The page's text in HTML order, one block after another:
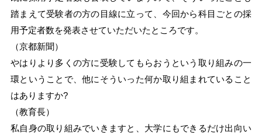
踏まえて受験者の方の目線に立って、今回から科目ごとの採
用予定者数を発表させていただいたところです。
（京都新聞）
やはりより多くの方に受験してもらおうという取り組みの一
環ということで、他にそういった何か取り組まれていること
はありますか?
（教育長）
私自身の取り組みでいきますと、大学にもできるだけ出向い